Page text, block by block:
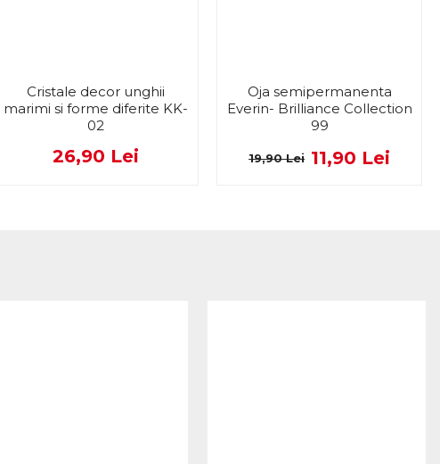
Cristale decor unghii
marimi si forme diferite KK-
02
26,90 Lei
Oja semipermanenta
Everin- Brilliance Collection
99
11,90 Lei
19,90 Lei